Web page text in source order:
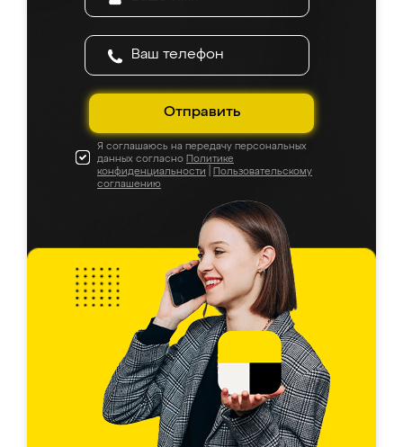
Отправить
Я соглашаюсь на передачу персональных
данных согласно Политике
конфиденциальности
Пользовательскому
соглашению